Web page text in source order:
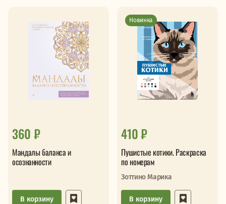
360 ₽
Мандалы баланса и
осознанности
В корзину
Новинка
410 ₽
Пушистые котики. Раскраска
по номерам
Зоттино Марика
В корзину